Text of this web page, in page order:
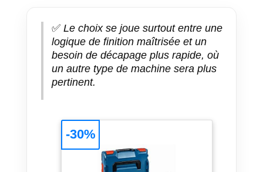
✅Le choix se joue surtout entre une
logique de finition maîtrisée et un
besoin de décapage plus rapide, où
un autre type de machine sera plus
pertinent.
-30%